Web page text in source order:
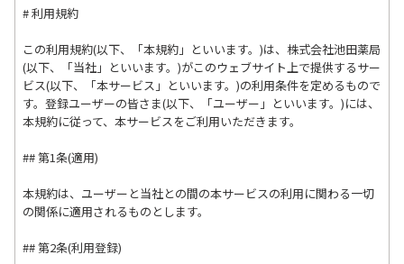
# 利用規約
この利用規約(以下、「本規約」といいます。)は、株式会社池田薬局
(以下、「当社」といいます。)がこのウェブサイト上で提供するサー
ビス(以下、「本サービス」といいます。)の利用条件を定めるもので
す。登録ユーザーの皆さま(以下、「ユーザー」といいます。)には、
本規約に従って、本サービスをご利用いただきます。
## 第1条(適用)
本規約は、ユーザーと当社との間の本サービスの利用に関わる一切
の関係に適用されるものとします。
## 第2条(利用登録)